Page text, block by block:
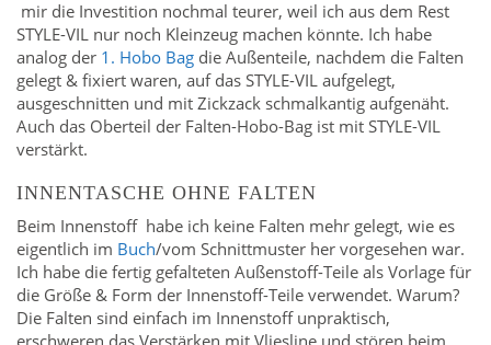
mir die Investition nochmal teurer, weil ich aus dem Rest
STYLE-VIL nur noch Kleinzeug machen könnte. Ich habe
analog der 1. Hobo Bag die Außenteile, nachdem die Falten
gelegt & fixiert waren, auf das STYLE-VIL aufgelegt,
ausgeschnitten und mit Zickzack schmalkantig aufgenäht.
Auch das Oberteil der Falten-Hobo-Bag ist mit STYLE-VIL
verstärkt.
INNENTASCHE OHNE FALTEN
Beim Innenstoff habe ich keine Falten mehr gelegt, wie es
eigentlich im Buch/vom Schnittmuster her vorgesehen war.
Ich habe die fertig gefalteten Außenstoff-Teile als Vorlage für
die Größe & Form der Innenstoff-Teile verwendet. Warum?
Die Falten sind einfach im Innenstoff unpraktisch,